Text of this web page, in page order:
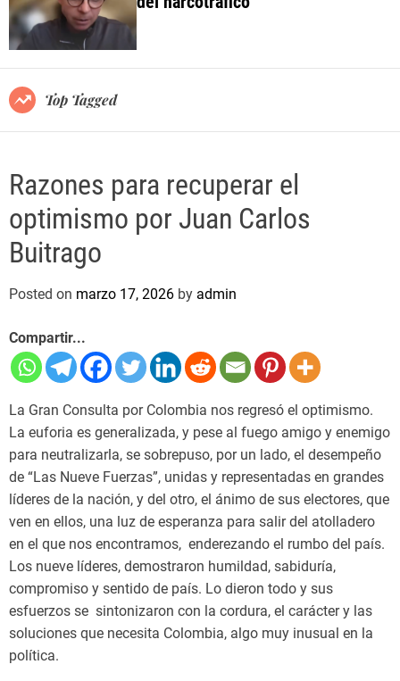
o
e
Top Tagged
Razones para recuperar el
optimismo por Juan Carlos
Buitrago
Posted on marzo 17, 2026 by admin
Compartir...
La Gran Consulta por Colombia nos regresó el optimismo.
La euforia es generalizada, y pese al fuego amigo y enemigo
para neutralizarla, se sobrepuso, por un lado, el desempeño
de “Las Nueve Fuerzas”, unidas y representadas en grandes
líderes de la nación, y del otro, el ánimo de sus electores, que
ven en ellos, una luz de esperanza para salir del atolladero
en el que nos encontramos, enderezando el rumbo del país.
Los nueve líderes, demostraron humildad, sabiduría,
compromiso y sentido de país. Lo dieron todo y sus
esfuerzos se sintonizaron con la cordura, el carácter y las
soluciones que necesita Colombia, algo muy inusual en la
política.